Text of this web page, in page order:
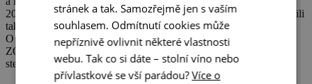
200. výročí narození Jahanna Gregora Mendela. Návštěvníci ocenili
také ochutnávku vína a čajů, které se na stánku prezentovaly.
O víkendu měli zájemci možnost vyzkoušet si virtuální expozici
ZOO Brno. Zájem byl o zajímavosti z regionu, vinařské i cyklo
stezky a tipy na výlety s dětmi.
stránek a tak. Samozřejmě jen s vaším
souhlasem. Odmítnutí cookies může
nepříznivě ovlivnit některé vlastnosti
webu. Tak co si dáte – stolní víno nebo
přívlastkové se vší parádou? Více o